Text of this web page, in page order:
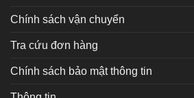
Chính sách vận chuyển
Tra cứu đơn hàng
Chính sách bảo mật thông tin